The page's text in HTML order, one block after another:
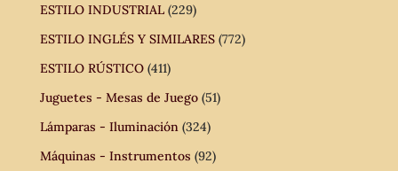
ESTILO INDUSTRIAL (229)
ESTILO INGLÉS Y SIMILARES (772)
ESTILO RÚSTICO (411)
Juguetes - Mesas de Juego (51)
Lámparas - Iluminación (324)
Máquinas - Instrumentos (92)